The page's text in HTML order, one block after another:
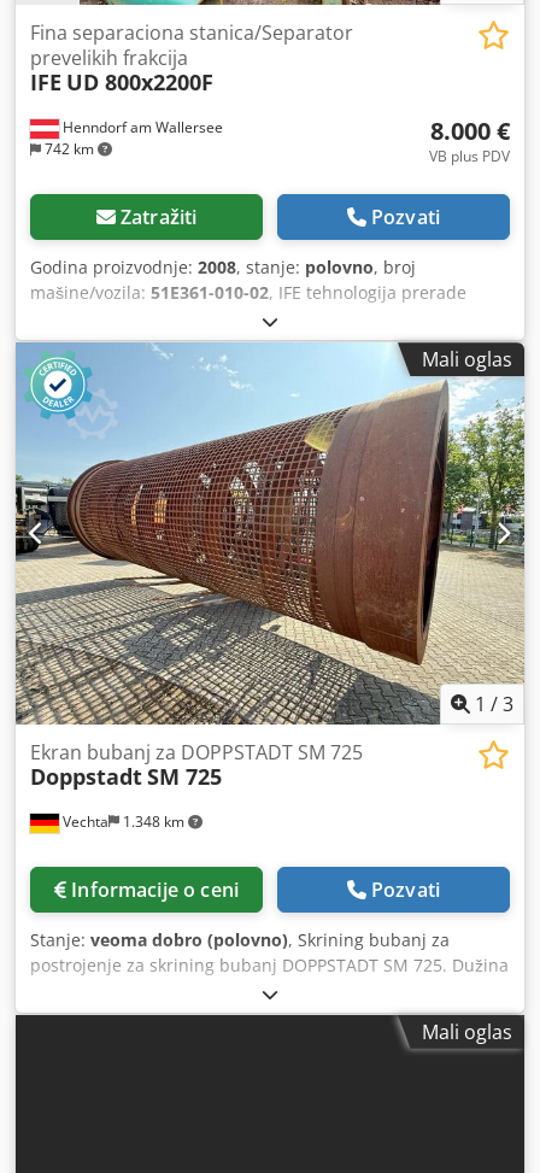
Henndorf am Wallersee
742 km
Fina separaciona stanica/Separator
prevelikih frakcija
IFE UD 800x2200F
8.000 €
VB plus PDV
Zatražiti Pozvati
Godina proizvodnje: 2008, stanje: polovno, broj
mašine/vozila: 51E361-010-02, IFE tehnologija prerade
Godina proizvodnje: 2008 Dksdpfx Aoxztbhsavor Na
prodaju su 2 identična sita, svako sa po 2 motora sa
ekscentričnim tegovima Cena je za 1 sito
Mali oglas
1 /3
Vechta 1.348 km
Ekran bubanj za DOPPSTADT SM 725
DoppstadtSM 725
Informacije o ceni Pozvati
Stanje: veoma dobro (polovno), Skrining bubanj za
postrojenje za skrining bubanj DOPPSTADT SM 725. Dužina
bubnja ekrana: 7.00 m Dkodpfjwrzknox Aavjr Prečnik
bubnja ekrana: 2, 50 m Perforacija bubnja ekrana: 60k60
Mali oglas